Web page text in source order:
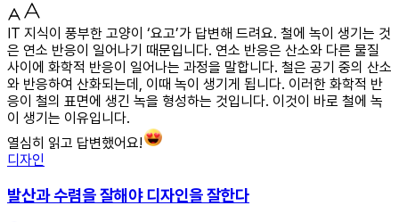
IT 지식이 풍부한 고양이 ‘요고’가 답변해 드려요. 철에 녹이 생기는 것
은 연소 반응이 일어나기 때문입니다. 연소 반응은 산소와 다른 물질
사이에 화학적 반응이 일어나는 과정을 말합니다. 철은 공기 중의 산소
와 반응하여 산화되는데, 이때 녹이 생기게 됩니다. 이러한 화학적 반
응이 철의 표면에 생긴 녹을 형성하는 것입니다. 이것이 바로 철에 녹
이 생기는 이유입니다.
열심히 읽고 답변했어요!
디자인
발산과 수렴을 잘해야 디자인을 잘한다